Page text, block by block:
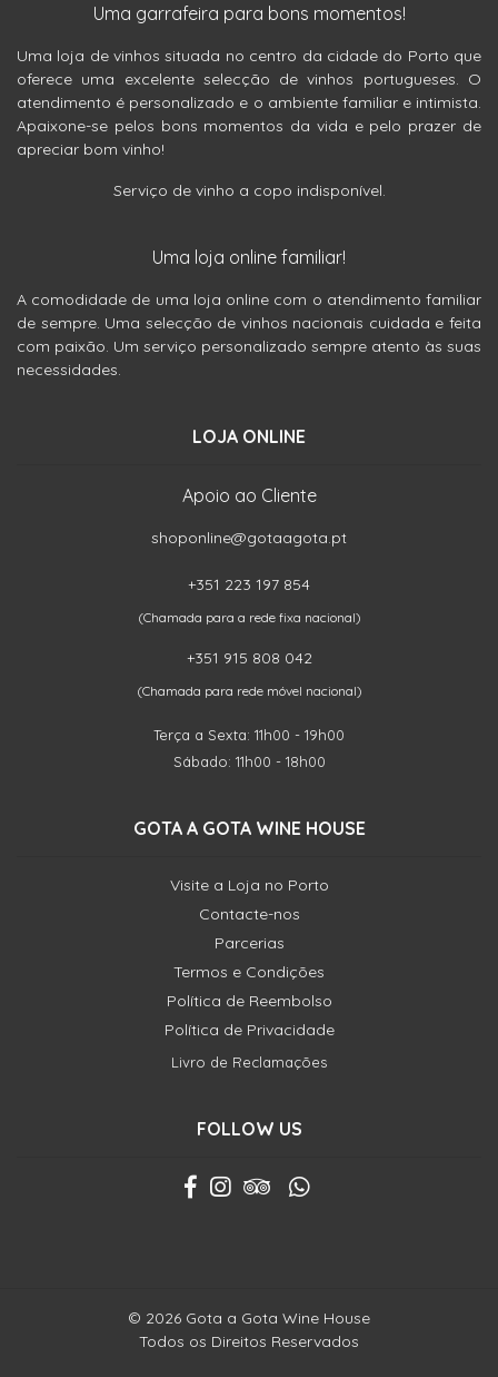
Uma garrafeira para bons momentos!
Uma loja de vinhos situada no centro da cidade do Porto que
oferece uma excelente selecção de vinhos portugueses. O
atendimento é personalizado e o ambiente familiar e intimista.
Apaixone-se pelos bons momentos da vida e pelo prazer de
apreciar bom vinho!
Serviço de vinho a copo indisponível.
Uma loja online familiar!
A comodidade de uma loja online com o atendimento familiar
de sempre. Uma selecção de vinhos nacionais cuidada e feita
com paixão. Um serviço personalizado sempre atento às suas
necessidades.
LOJA ONLINE
Apoio ao Cliente
shoponline@gotaagota.pt
+351 223 197 854
(Chamada para a rede fixa nacional)
+351 915 808 042
(Chamada para rede móvel nacional)
Terça a Sexta: 11h00 - 19h00
Sábado: 11h00 - 18h00
GOTA A GOTA WINE HOUSE
Visite a Loja no Porto
Contacte-nos
Parcerias
Termos e Condições
Política de Reembolso
Política de Privacidade
Livro de Reclamações
FOLLOW US
© 2026 Gota a Gota Wine House
Todos os Direitos Reservados